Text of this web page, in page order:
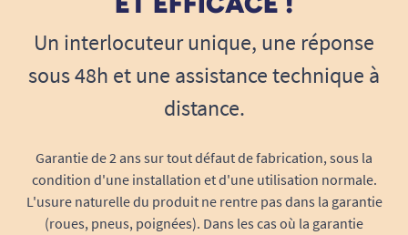
Un interlocuteur unique, une réponse
sous 48h et une assistance technique à
distance.
Garantie de 2 ans sur tout défaut de fabrication, sous la
condition d'une installation et d'une utilisation normale.
L'usure naturelle du produit ne rentre pas dans la garantie
(roues, pneus, poignées). Dans les cas où la garantie